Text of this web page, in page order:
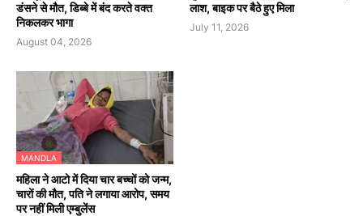
डंसने से मौत, डिब्बे में बंद करते वक्त
निकलकर भागा
August 04, 2026
लाश, बाइक पर बैठे हुए मिला
July 11, 2026
MANDLA
महिला ने आटो में दिया चार बच्चों को जन्म,
चारों की मौत, पति ने लगाया आरोप, समय
पर नहीं मिली एम्बुलेंस